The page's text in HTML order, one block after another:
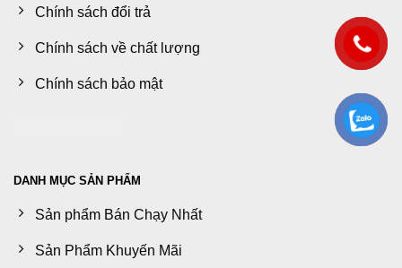
Chính sách đổi trả
Chính sách về chất lượng
Chính sách bảo mật
DANH MỤC SẢN PHẨM
Sản phẩm Bán Chạy Nhất
Sản Phẩm Khuyến Mãi